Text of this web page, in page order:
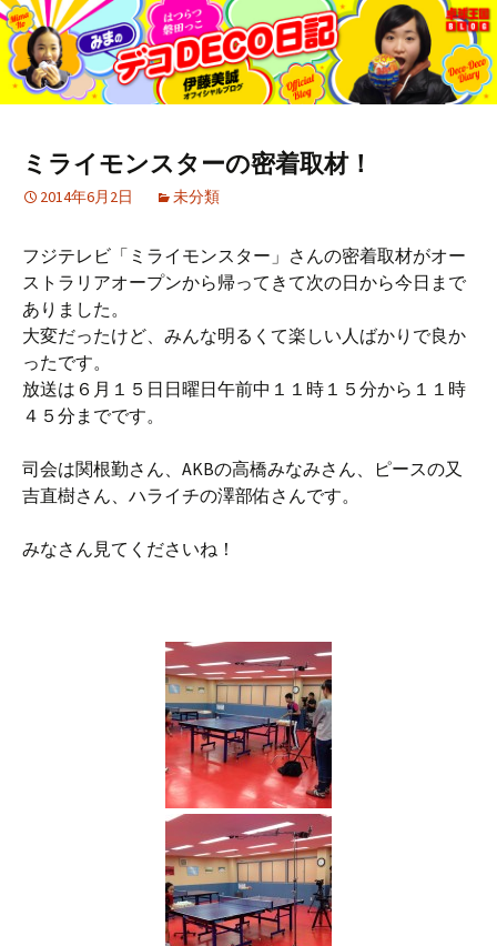
ミライモンスターの密着取材！
2014年6月2日 未分類
フジテレビ「ミライモンスター」さんの密着取材がオー
ストラリアオープンから帰ってきて次の日から今日まで
ありました。
大変だったけど、みんな明るくて楽しい人ばかりで良か
ったです。
放送は６月１５日日曜日午前中１１時１５分から１１時
４５分までです。
司会は関根勤さん、AKBの高橋みなみさん、ピースの又
吉直樹さん、ハライチの澤部佑さんです。
みなさん見てくださいね！